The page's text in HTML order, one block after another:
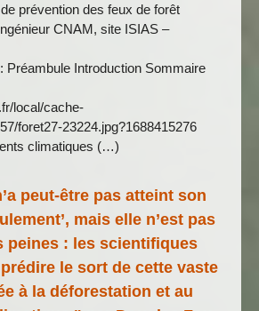
prévention des feux de forêt
CNAM, site ISIAS –
Préambule Introduction Sommaire
local/cache-
foret27-23224.jpg?1688415276
climatiques (…)
peut-être pas atteint son
mais elle n’est pas
peines : les scientifiques
le sort de cette vaste
à la déforestation et au